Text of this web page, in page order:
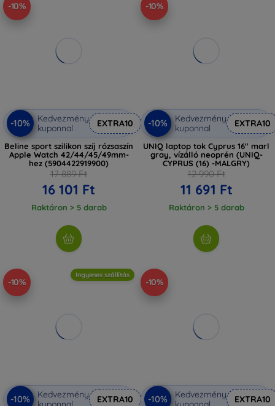
-10%
-10%
Kedvezmény
kuponnal
EXTRA10
Beline sport szilikon szíj rózsaszín
Apple Watch 42/44/45/49mm-
hez (5904422919900)
17 889 Ft
16 101 Ft
Raktáron > 5 darab
-10%
-10%
Kedvezmény
kuponnal
EXTRA10
UNIQ laptop tok Cyprus 16" marl
gray, vízálló neoprén (UNIQ-
CYPRUS (16) -MALGRY)
12 990 Ft
11 691 Ft
Raktáron > 5 darab
-10%
Ingyenes szállítás
-10%
Kedvezmény
EXTRA10
-10%
-10%
Kedvezmény
EXTRA10